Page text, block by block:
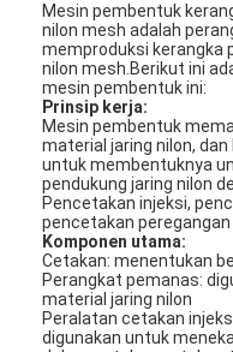
Mesin pembentuk
nilon mesh adalah
memproduksi kerangka
nilon mesh.Berikut ini
mesin pembentuk ini:
Prinsip kerja:
Mesin pembentuk
material jaring nilon,
untuk membentuknya
pendukung jaring nilon
Pencetakan injeksi,
pencetakan
Komponen utama:
Cetakan: menentukan
Perangkat pemanas:
material jaring nilon
Peralatan cetakan
digunakan untuk